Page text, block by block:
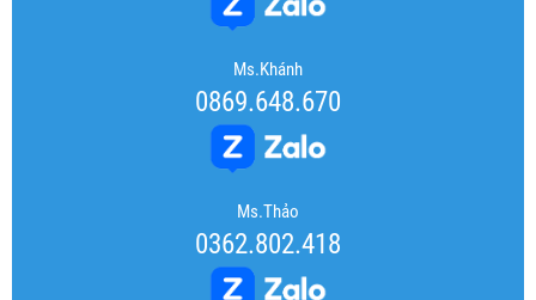
Ms.Khánh
0869.648.670
Ms.Thảo
0362.802.418